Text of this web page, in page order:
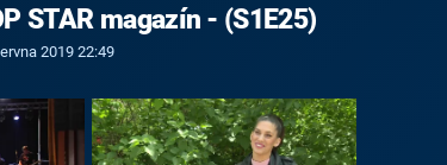
STAR magazín - (S1E25)
2019 22:49